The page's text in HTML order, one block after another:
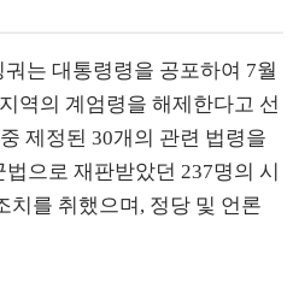
는 대통령령을 공포하여 7월
역의 계엄령을 해제한다고 선
제정된 30개의 관련 법령을
으로 재판받았던 237명의 시
치를 취했으며, 정당 및 언론